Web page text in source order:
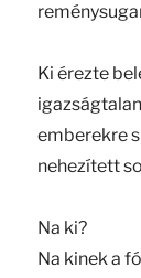
Ki érezte
emberekre
nehezített
Na ki?
Na kinek a